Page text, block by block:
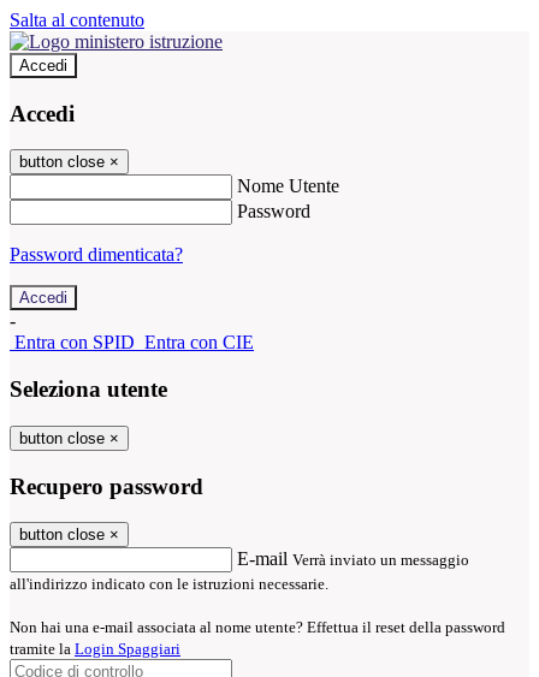
Salta al contenuto
Accedi
Accedi
button close ×
Nome Utente
Password
Password dimenticata?
-
Entra con SPID Entra con CIE
Seleziona utente
button close ×
Recupero password
button close ×
E-mail Verrà inviato un messaggio
all'indirizzo indicato con le istruzioni necessarie.
Non hai una e-mail associata al nome utente? Effettua il reset della password
tramite la Login Spaggiari